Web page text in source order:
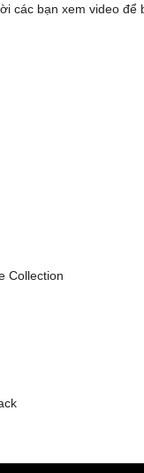
các bạn xem video để
Collection